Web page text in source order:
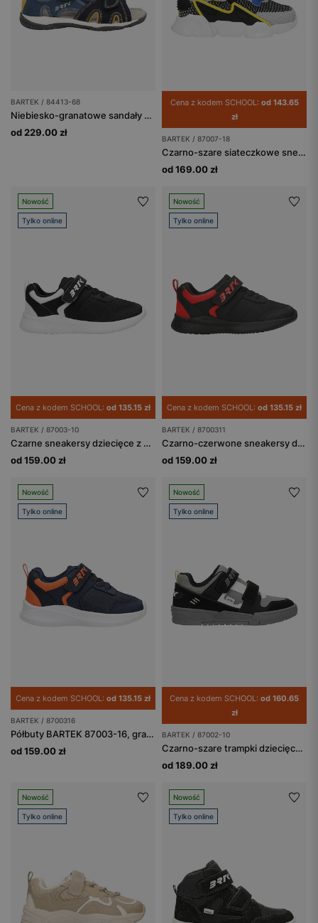
BARTEK / 84413-68
Niebiesko-granatowe sandały dziecięce z żółtymi wstawkami BARTEK 84413-68
od 229.00 zł
Cena z kodem SCHOOL: od 143.65
zł
BARTEK / 87007-18
Czarno-szare siateczkowe sneakersy chłopięce z żółtymi elementami BARTEK 87007-18
od 169.00 zł
Nowość
Tylko online
Cena z kodem SCHOOL: od 135.15 zł
BARTEK / 87003-10
Czarne sneakersy dziecięce z białymi wstawkami BARTEK 87003-10
od 159.00 zł
Nowość
Tylko online
Cena z kodem SCHOOL: od 135.15 zł
BARTEK / 8700311
Czarno-czerwone sneakersy dla chłopców BARTEK 87003-11
od 159.00 zł
Nowość
Tylko online
Cena z kodem SCHOOL: od 135.15 zł
BARTEK / 8700316
Półbuty BARTEK 87003-16, granatowo-pomarańczowy
od 159.00 zł
Nowość
Tylko online
Cena z kodem SCHOOL: od 160.65
zł
BARTEK / 87002-10
Czarno-szare trampki dziecięce BARTEK 87002-10
od 189.00 zł
Nowość
Tylko online
Nowość
Tylko online